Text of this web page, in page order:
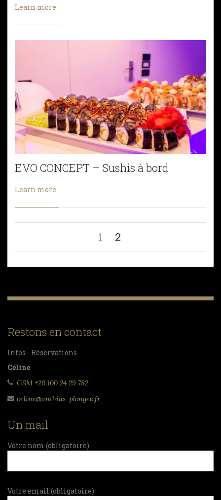
Learn more
EVO CONCEPT – Sushis à bord
Learn more
1 2
Restons en contact
Infos - Réservations
Céline
GSM +20 100 24 29 782
celine@anthias-plongee.fr
Un mail
Votre nom (obligatoire)
Votre email (obligatoire)